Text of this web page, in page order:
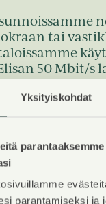
Yksityiskohdat
parantaaksemme
parantamiseksi ja
tai
50 Mbit/s
voit
DNA:n 4G-